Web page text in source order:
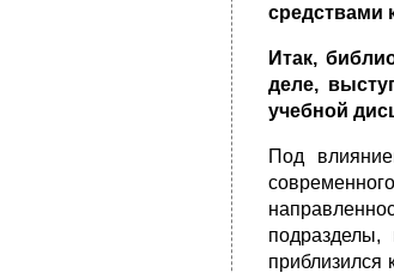
средствами
Итак,
деле,
учебной
Под
подразделы,
приблизился